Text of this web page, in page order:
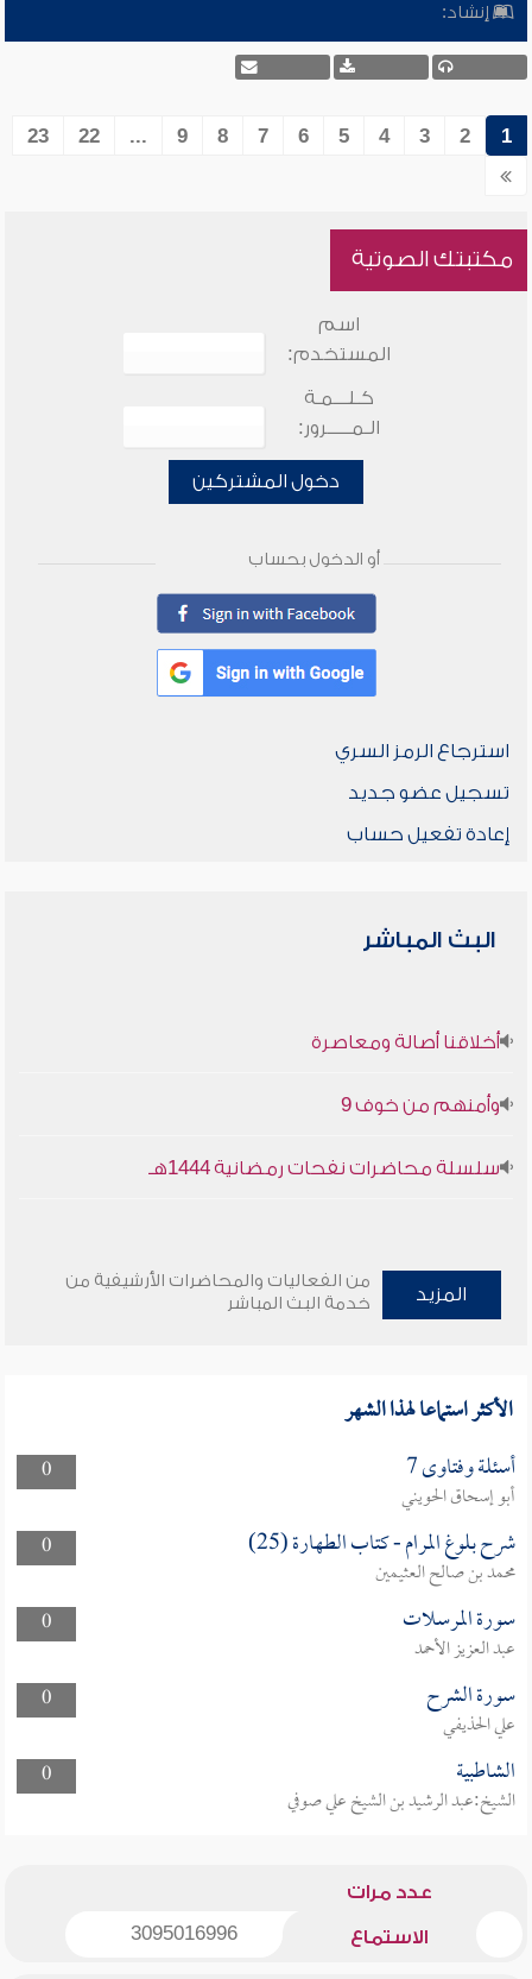
إنشاد:
1
2
3
4
5
6
7
8
9
...
22
23
مكتبتك الصوتية
اسم
المستخدم:
كـلـــمـة
الـمـــــرور:
دخول المشتركين
أو الدخول بحساب
استرجاع الرمز السري
تسجيل عضو جديد
إعادة تفعيل حساب
البث المباشر
أخلاقنا أصالة ومعاصرة
وأمنهم من خوف 9
سلسلة محاضرات نفحات رمضانية 1444هـ
المزيد
من الفعاليات والمحاضرات الأرشيفية من
خدمة البث المباشر
الأكثر استماعا لهذا الشهر
0 أسئلة وفتاوى 7
أبو إسحاق الحويني
0
شرح بلوغ المرام - كتاب الطهارة (25)
محمد بن صالح العثيمين
0
سورة المرسلات
عبد العزيز الأحمد
0
سورة الشرح
علي الحذيفي
0
الشاطبية
الشيخ:عبد الرشيد بن الشيخ علي صوفي
عدد مرات
الاستماع 3095016996